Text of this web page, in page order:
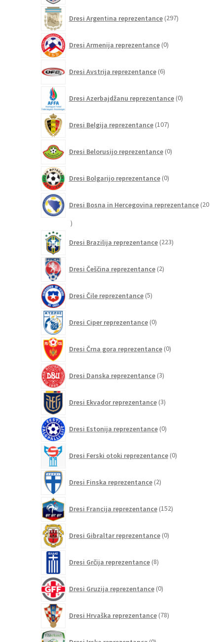
Dresi Argentina reprezentance 297izdelkov
Dresi Armenija reprezentance 0izdelkov
Dresi Avstrija reprezentance 6izdelkov
Dresi Azerbajdžanu reprezentance 0izdelkov
Dresi Belgija reprezentance 107izdelkov
Dresi Belorusijo reprezentance 0izdelkov
Dresi Bolgarijo reprezentance 0izdelkov
Dresi Bosna in Hercegovina reprezentance 20
20
Dresi Brazilija reprezentance 223izdelkov
Dresi Češčina reprezentance 2izdelka
Dresi Čile reprezentance 5izdelkov
Dresi Ciper reprezentance 0izdelkov
Dresi Črna gora reprezentance 0izdelkov
Dresi Danska reprezentance 3izdelki
Dresi Ekvador reprezentance 3izdelki
Dresi Estonija reprezentance 0izdelkov
Dresi Ferski otoki reprezentance 0izdelkov
Dresi Finska reprezentance 2izdelka
Dresi Francija reprezentance 152izdelkov
Dresi Gibraltar reprezentance 0izdelkov
Dresi Grčija reprezentance 8izdelkov
Dresi Gruzija reprezentance 0izdelkov
Dresi Hrvaška reprezentance 78izdelkov